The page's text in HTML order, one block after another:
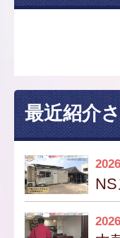
最近紹介